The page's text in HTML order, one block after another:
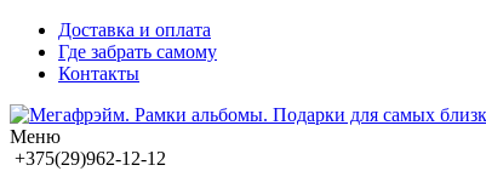
Доставка и оплата
Где забрать самому
Контакты
Меню
+375(29)962-12-12